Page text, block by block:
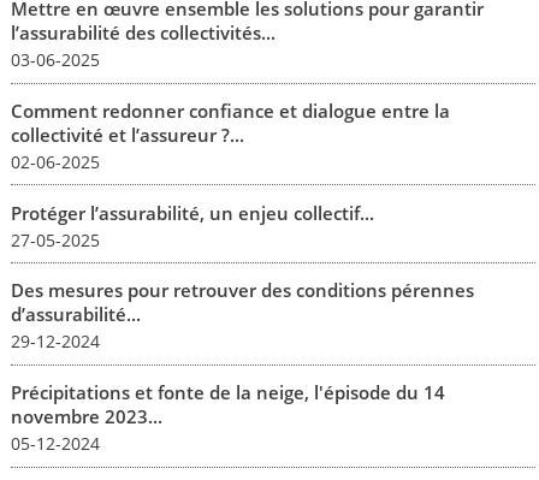
Mettre en œuvre ensemble les solutions pour garantir
l’assurabilité des collectivités...
03-06-2025
Comment redonner confiance et dialogue entre la
collectivité et l’assureur ?...
02-06-2025
Protéger l’assurabilité, un enjeu collectif...
27-05-2025
Des mesures pour retrouver des conditions pérennes
d’assurabilité...
29-12-2024
Précipitations et fonte de la neige, l'épisode du 14
novembre 2023...
05-12-2024